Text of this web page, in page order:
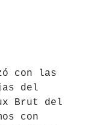
con las
del
Brut del
con